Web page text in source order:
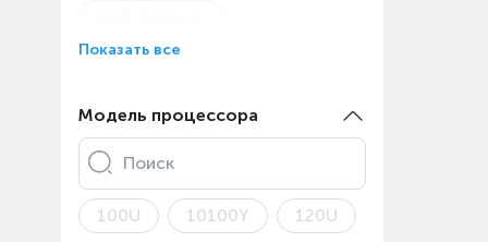
Asus V16
Asus Vivobook 15
Asus Vivobook 16X
AMD Ryzen AI 5
Apple A18 Pro
Apple M2 Max
Apple M2 Pro Apple M3
Показать все
Модель процессора
Поиск
100U 10100Y 120U